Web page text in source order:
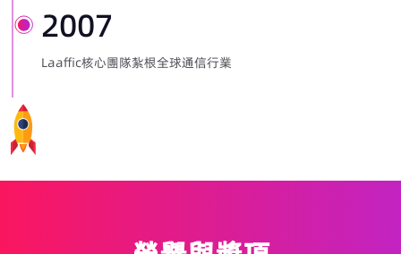
2007
Laaffic核心團隊紮根全球通信行業